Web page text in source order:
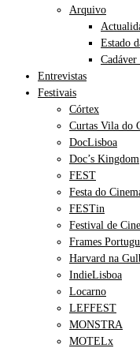
Arquivo
Estado
Entrevistas
Festivais
Córtex
Curtas Vila do
DocLisboa
Doc’s Kingdom
FEST
Festa do
FESTin
Festival de
Frames
Harvard na
IndieLisboa
Locarno
LEFFEST
MONSTRA
MOTELx